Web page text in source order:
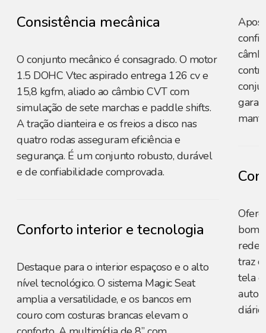
Consistência mecânica
O conjunto mecânico é consagrado. O motor
1.5 DOHC Vtec aspirado entrega 126 cv e
15,8 kgfm, aliado ao câmbio CVT com
simulação de sete marchas e paddle shifts.
A tração dianteira e os freios a disco nas
quatro rodas asseguram eficiência e
segurança. É um conjunto robusto, durável
e de confiabilidade comprovada.
Conforto interior e tecnologia
Destaque para o interior espaçoso e o alto
nível tecnológico. O sistema Magic Seat
amplia a versatilidade, e os bancos em
couro com costuras brancas elevam o
bom
traz
tela
diário.